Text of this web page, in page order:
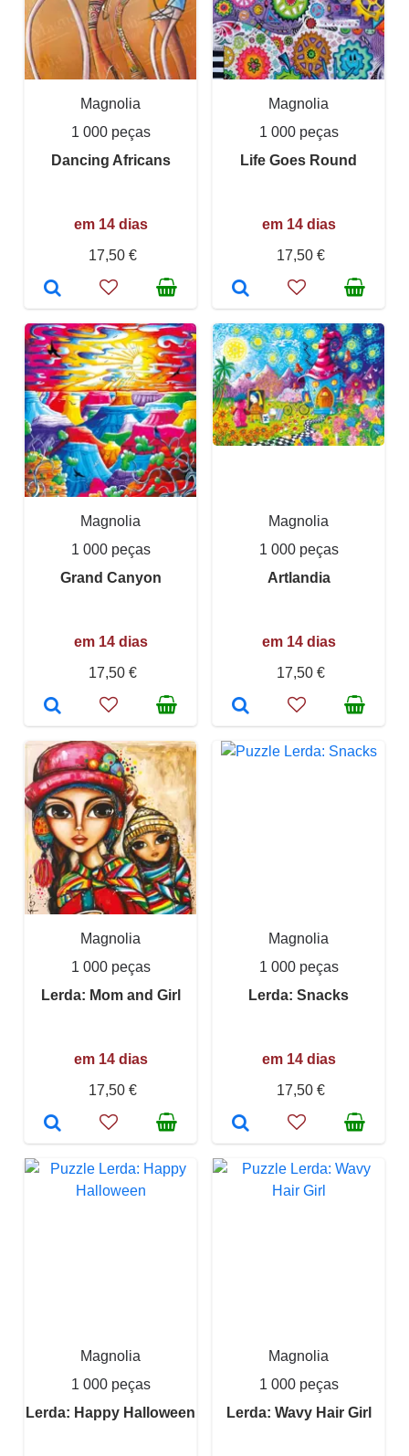
Magnolia
1 000 peças
Dancing Africans
em 14 dias
17,50 €
Magnolia
1 000 peças
Life Goes Round
em 14 dias
17,50 €
Magnolia
1 000 peças
Grand Canyon
em 14 dias
17,50 €
Magnolia
1 000 peças
Artlandia
em 14 dias
17,50 €
Magnolia
1 000 peças
Lerda: Mom and Girl
em 14 dias
17,50 €
Magnolia
1 000 peças
Lerda: Snacks
em 14 dias
17,50 €
Magnolia
1 000 peças
Lerda: Happy Halloween
Magnolia
1 000 peças
Lerda: Wavy Hair Girl